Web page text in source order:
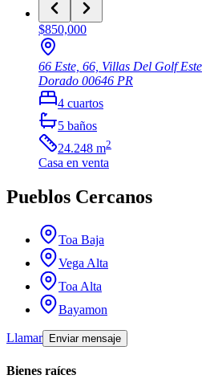
$850,000
66 Este, 66, Villas Del Golf Este
Dorado 00646 PR
4 cuartos
5 baños
24.248 m2
Casa en venta
Pueblos Cercanos
Toa Baja
Vega Alta
Toa Alta
Bayamon
Llamar Enviar mensaje
Bienes raíces